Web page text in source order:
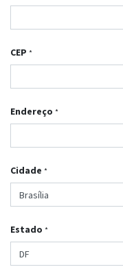
CEP *
Endereço *
Cidade *
Estado *